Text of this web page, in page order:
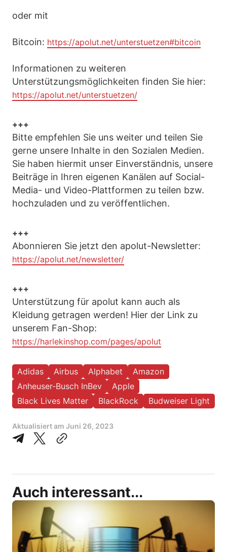
oder mit
Bitcoin: https://apolut.net/unterstuetzen#bitcoin
Informationen zu weiteren
Unterstützungsmöglichkeiten finden Sie hier:
https://apolut.net/unterstuetzen/
+++
Bitte empfehlen Sie uns weiter und teilen Sie
gerne unsere Inhalte in den Sozialen Medien.
Sie haben hiermit unser Einverständnis, unsere
Beiträge in Ihren eigenen Kanälen auf Social-
Media- und Video-Plattformen zu teilen bzw.
hochzuladen und zu veröffentlichen.
+++
Abonnieren Sie jetzt den apolut-Newsletter:
https://apolut.net/newsletter/
+++
Unterstützung für apolut kann auch als
Kleidung getragen werden! Hier der Link zu
unserem Fan-Shop:
https://harlekinshop.com/pages/apolut
Adidas Airbus Alphabet
Amazon
Anheuser-Busch InBev
Apple
Black Lives Matter
BlackRock Budweiser Light
Aktualisiert am Juni 26, 2023
Auch interessant...